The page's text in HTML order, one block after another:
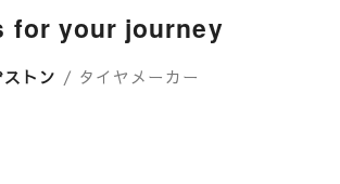
for your journey
トン / タイヤメーカー